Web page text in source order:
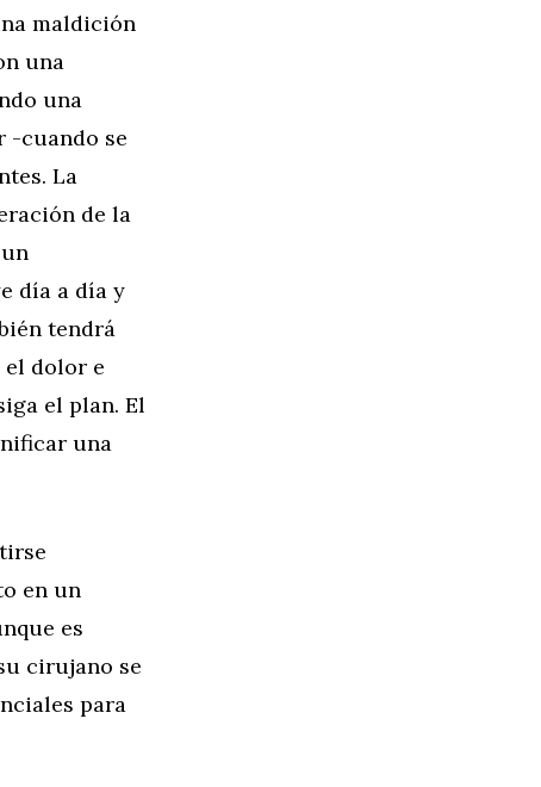
maldición
una
una
-cuando se
La
de la
día a día y
tendrá
dolor e
el plan. El
una
en un
es
cirujano se
para